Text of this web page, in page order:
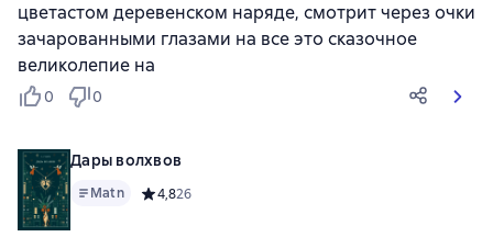
цветастом деревенском наряде, смотрит через очки
зачарованными глазами на все это сказочное
великолепие на
0 0
Дары волхвов
Matn Средний рейтинг 4,8 на основе 26 оценок
4,826